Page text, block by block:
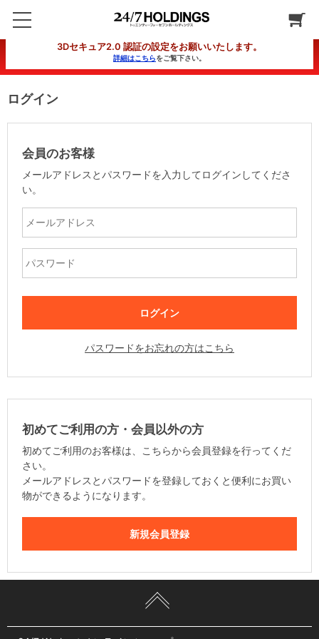
3Dセキュア2.0 認証の設定をお願いいたします。
詳細はこちらをご覧下さい。
ログイン
会員のお客様
メールアドレスとパスワードを入力してログインしてくださ
い。
パスワードをお忘れの方はこちら
初めてご利用の方・会員以外の方
初めてご利用のお客様は、こちらから会員登録を行ってくだ
さい。
メールアドレスとパスワードを登録しておくと便利にお買い
物ができるようになります。